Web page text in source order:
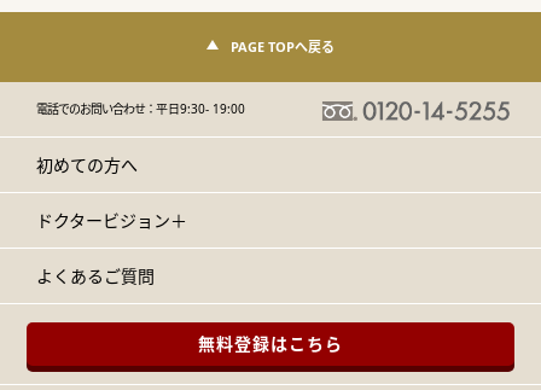
PAGE TOPへ戻る
電話でのお問い合わせ：平日9:30- 19:00
初めての方へ
ドクタービジョン＋
よくあるご質問
無料登録はこちら